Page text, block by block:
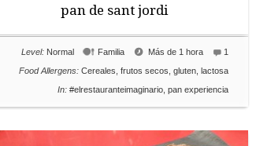
pan de sant jordi
1
Más de 1 hora
Familia
Level: Normal
Food Allergens: Cereales frutos secos gluten lactosa
In: #elrestauranteimaginario pan experiencia